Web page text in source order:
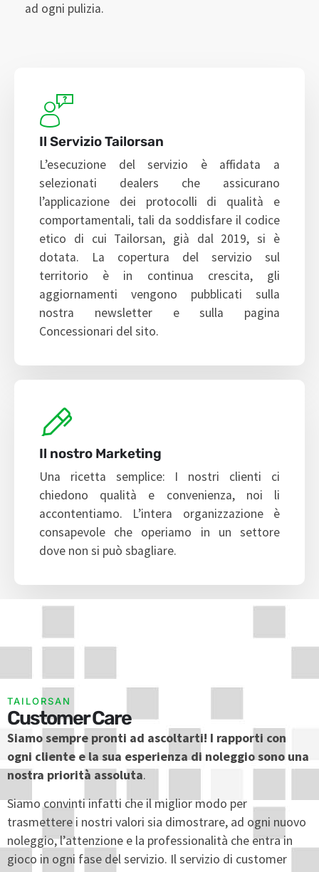
ad ogni pulizia.
Il Servizio Tailorsan
L’esecuzione del servizio è affidata a
selezionati dealers che assicurano
l’applicazione dei protocolli di qualità e
comportamentali, tali da soddisfare il codice
etico di cui Tailorsan, già dal 2019, si è
dotata. La copertura del servizio sul
territorio è in continua crescita, gli
aggiornamenti vengono pubblicati sulla
nostra newsletter e sulla pagina
Concessionari del sito.
Il nostro Marketing
Una ricetta semplice: I nostri clienti ci
chiedono qualità e convenienza, noi li
accontentiamo. L’intera organizzazione è
consapevole che operiamo in un settore
dove non si può sbagliare.
TAILORSAN
Customer Care
Siamo sempre pronti ad ascoltarti! I rapporti con
ogni cliente e la sua esperienza di noleggio sono una
nostra priorità assoluta.
Siamo convinti infatti che il miglior modo per
trasmettere i nostri valori sia dimostrare, ad ogni nuovo
noleggio, l’attenzione e la professionalità che entra in
gioco in ogni fase del servizio. Il servizio di customer